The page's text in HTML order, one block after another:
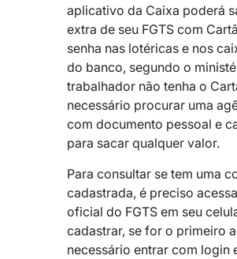
aplicativo da Caixa poderá
extra de seu FGTS com
senha nas lotéricas e nos
do banco, segundo o
trabalhador não tenha o
necessário procurar uma
com documento pessoal e
para sacar qualquer valor.
Para consultar se tem uma
cadastrada, é preciso
oficial do FGTS em seu
cadastrar, se for o primeiro
necessário entrar com login